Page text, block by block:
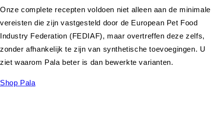
Onze complete recepten voldoen niet alleen aan de minimale
vereisten die zijn vastgesteld door de European Pet Food
Industry Federation (FEDIAF), maar overtreffen deze zelfs,
zonder afhankelijk te zijn van synthetische toevoegingen. U
ziet waarom Pala beter is dan bewerkte varianten.
Shop Pala